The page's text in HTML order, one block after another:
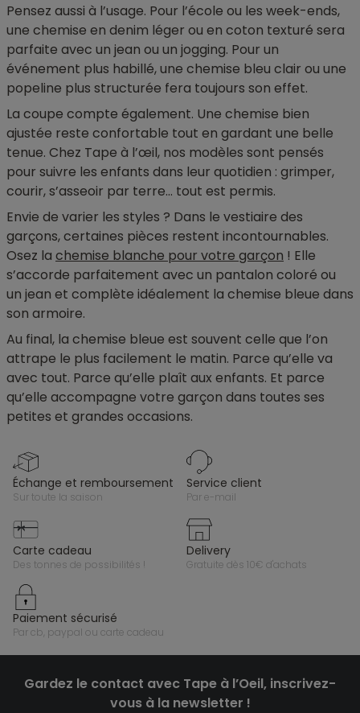
Pensez aussi à l’usage. Pour l’école ou les week-ends,
une chemise en denim léger ou en coton texturé sera
parfaite avec un jean ou un jogging. Pour un
événement plus habillé, une chemise bleu clair ou une
popeline plus structurée fera toujours son effet.
La coupe compte également. Une chemise bien
ajustée reste confortable tout en gardant une belle
tenue. Chez Tape à l’œil, nos modèles sont pensés
pour suivre les enfants dans leur quotidien : grimper,
courir, s’asseoir par terre… tout est permis.
Envie de varier les styles ? Dans le vestiaire des
garçons, certaines pièces restent incontournables.
Osez la chemise blanche pour votre garçon ! Elle
s’accorde parfaitement avec un pantalon coloré ou
un jean et complète idéalement la chemise bleue dans
son armoire.
Au final, la chemise bleue est souvent celle que l’on
attrape le plus facilement le matin. Parce qu’elle va
avec tout. Parce qu’elle plaît aux enfants. Et parce
qu’elle accompagne votre garçon dans toutes ses
petites et grandes occasions.
échange et remboursement
sur toute la saison
service client
par e-mail
carte cadeau
des tonnes de possibilités !
delivery
gratuite dès 10€ d'achats
paiement sécurisé
par cb, paypal ou carte cadeau
Gardez le contact avec Tape à l’Oeil, inscrivez-
vous à la newsletter !